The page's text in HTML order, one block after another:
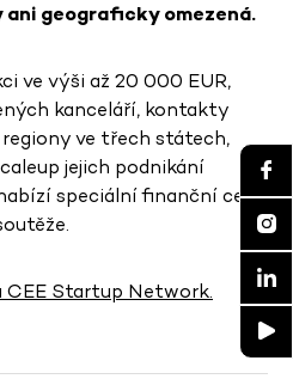
geograficky omezená.
ve výši až 20 000 EUR,
kanceláří, kontakty
ve třech státech,
jejich podnikání
speciální finanční ceny
CEE Startup Network.